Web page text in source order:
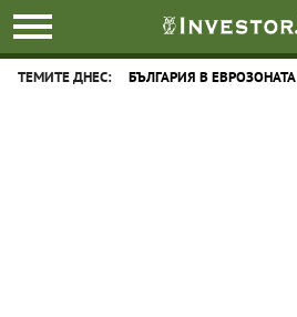
ТЕМИТЕ ДНЕС: БЪЛГАРИЯ В ЕВРОЗОНАТА